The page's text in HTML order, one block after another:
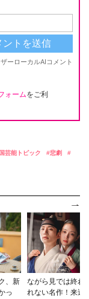
ォームをご利
芸能トピック
悲劇
、新
っ
ながら見では終わ
れない名作！来週